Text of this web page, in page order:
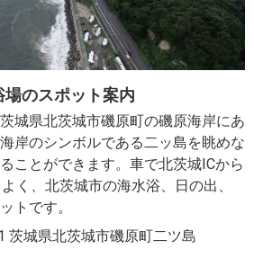
場のスポット案内
城県北茨城市磯原町の磯原海岸にあ
岸のシンボルである二ッ島を眺めな
ことができます。車で北茨城ICから
く、北茨城市の海水浴、日の出、
トです。
茨城県北茨城市磯原町二ツ島